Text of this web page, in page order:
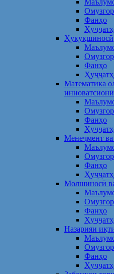
Фанҳо
Ҳуқуқшиносӣ
Фанҳо
Математика
инноватсионӣ
Фанҳо
Менеҷмент ва
Фанҳо
Молшиносӣ
Фанҳо
Назарияи
Фанҳо